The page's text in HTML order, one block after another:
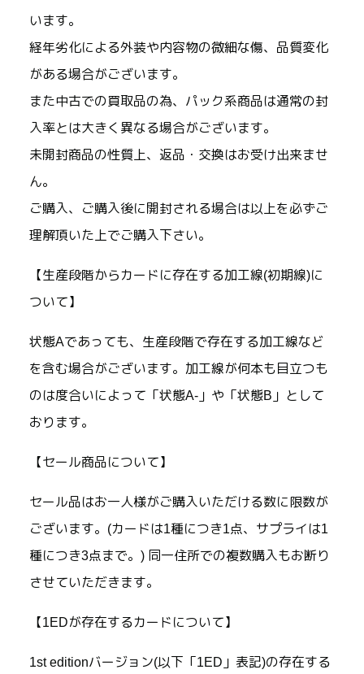
います。
経年劣化による外装や内容物の微細な傷、品質変化
がある場合がございます。
また中古での買取品の為、パック系商品は通常の封
入率とは大きく異なる場合がございます。
未開封商品の性質上、返品・交換はお受け出来ませ
ん。
ご購入、ご購入後に開封される場合は以上を必ずご
理解頂いた上でご購入下さい。
【生産段階からカードに存在する加工線(初期線)に
ついて】
状態Aであっても、生産段階で存在する加工線など
を含む場合がございます。加工線が何本も目立つも
のは度合いによって「状態A-」や「状態B」として
おります。
【セール商品について】
セール品はお一人様がご購入いただける数に限数が
ございます。(カードは1種につき1点、サプライは1
種につき3点まで。) 同一住所での複数購入もお断り
させていただきます。
【1EDが存在するカードについて】
1st editionバージョン(以下「1ED」表記)の存在する